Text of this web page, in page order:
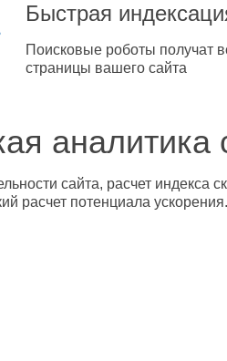
Быстрая
Поисковые роботы получат
страницы вашего сайта
аналитика
сайта, расчет индекса
расчет потенциала